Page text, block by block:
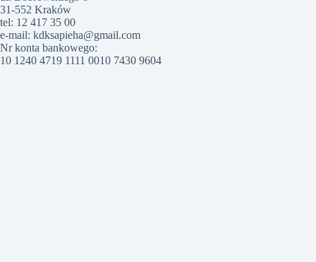
31-552 Kraków
tel: 12 417 35 00
e-mail: kdksapieha@gmail.com
Nr konta bankowego:
10 1240 4719 1111 0010 7430 9604